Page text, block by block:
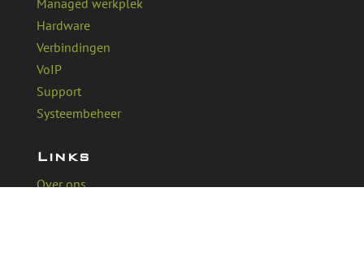
Managed werkplek
Hardware
Verbindingen
VoIP
Support
Systeembeheer
Links
Over ons